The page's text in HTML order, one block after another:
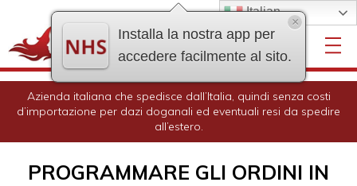
Italian
Azienda italiana che spedisce dall’Italia, quindi senza costi
d’importazione per dazi doganali ed eventuali resi da spedire
all’estero.
PROGRAMMARE GLI ORDINI IN
Installa la nostra app per
accedere facilmente al sito.
×